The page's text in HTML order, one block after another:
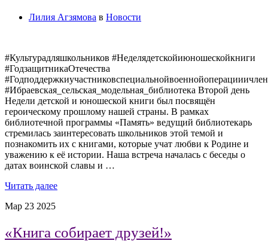
Лилия Агзямова в Новости
#Культурадляшкольников #Неделядетскойиюношескойкниги
#ГодзащитникаОтечества
#Ибраевская_сельская_модельная_библиотека Второй день
Недели детской и юношеской книги был посвящён
героическому прошлому нашей страны. В рамках
библиотечной программы «Память» ведущий библиотекарь
стремилась заинтересовать школьников этой темой и
познакомить их с книгами, которые учат любви к Родине и
уважению к её истории. Наша встреча началась с беседы о
датах воинской славы и …
Читать далее
Мар 23 2025
«Книга собирает друзей!»